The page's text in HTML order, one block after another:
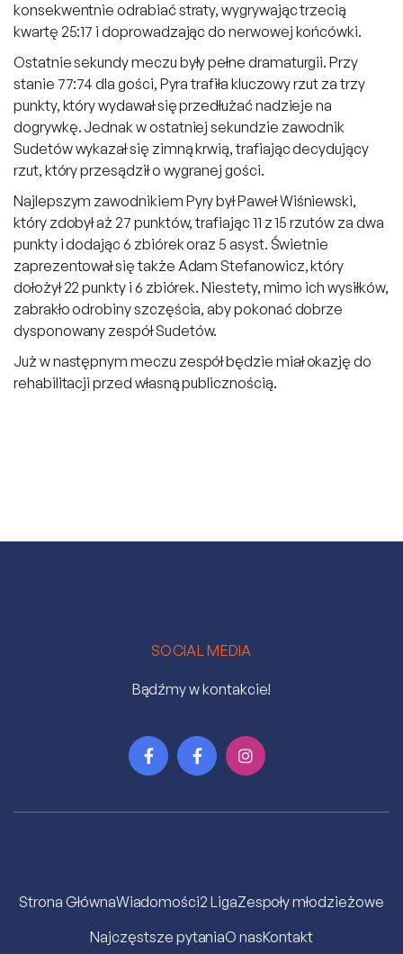
konsekwentnie odrabiać straty, wygrywając trzecią
kwartę 25:17 i doprowadzając do nerwowej końcówki.
Ostatnie sekundy meczu były pełne dramaturgii. Przy
stanie 77:74 dla gości, Pyra trafiła kluczowy rzut za trzy
punkty, który wydawał się przedłużać nadzieje na
dogrywkę. Jednak w ostatniej sekundzie zawodnik
Sudetów wykazał się zimną krwią, trafiając decydujący
rzut, który przesądził o wygranej gości.
Najlepszym zawodnikiem Pyry był Paweł Wiśniewski,
który zdobył aż 27 punktów, trafiając 11 z 15 rzutów za dwa
punkty i dodając 6 zbiórek oraz 5 asyst. Świetnie
zaprezentował się także Adam Stefanowicz, który
dołożył 22 punkty i 6 zbiórek. Niestety, mimo ich wysiłków,
zabrakło odrobiny szczęścia, aby pokonać dobrze
dysponowany zespół Sudetów.
Już w następnym meczu zespół będzie miał okazję do
rehabilitacji przed własną publicznością.
SOCIAL MEDIA
Bądźmy w kontakcie!
  
Strona GłównaWiadomości2 LigaZespoły młodzieżowe
Najczęstsze pytaniaO nasKontakt